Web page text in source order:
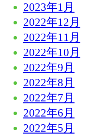
2023年1月
2022年12月
2022年11月
2022年10月
2022年9月
2022年8月
2022年7月
2022年6月
2022年5月